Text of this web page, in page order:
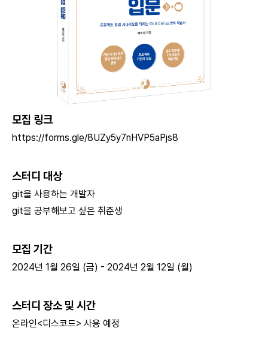
모집 링크
https://forms.gle/8UZy5y7nHVP5aPjs8
스터디 대상
git을 사용하는 개발자
git을 공부해보고 싶은 취준생
모집 기간
2024년 1월 26일 (금) - 2024년 2월 12일 (월)
스터디 장소 및 시간
온라인<디스코드> 사용 예정